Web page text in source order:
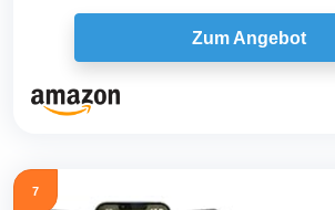
Zum Angebot
7